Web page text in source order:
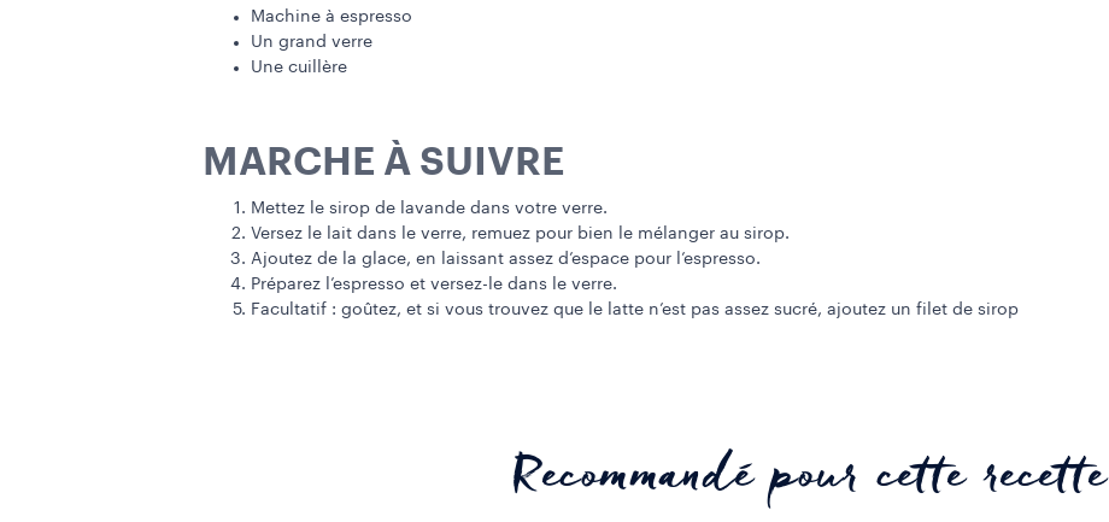
Machine à espresso
Un grand verre
Une cuillère
MARCHE À SUIVRE
Mettez le sirop de lavande dans votre verre.
Versez le lait dans le verre, remuez pour bien le mélanger au sirop.
Ajoutez de la glace, en laissant assez d’espace pour l’espresso.
Préparez l’espresso et versez-le dans le verre.
Facultatif : goûtez, et si vous trouvez que le latte n’est pas assez sucré, ajoutez un filet de sirop
Recommandé pour cette recette